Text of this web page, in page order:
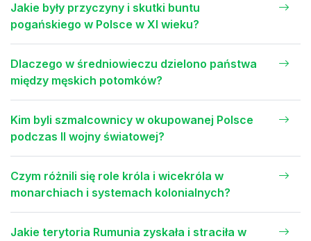
Jakie były przyczyny i skutki buntu
pogańskiego w Polsce w XI wieku?
Dlaczego w średniowieczu dzielono państwa
między męskich potomków?
Kim byli szmalcownicy w okupowanej Polsce
podczas II wojny światowej?
Czym różnili się role króla i wicekróla w
monarchiach i systemach kolonialnych?
Jakie terytoria Rumunia zyskała i straciła w